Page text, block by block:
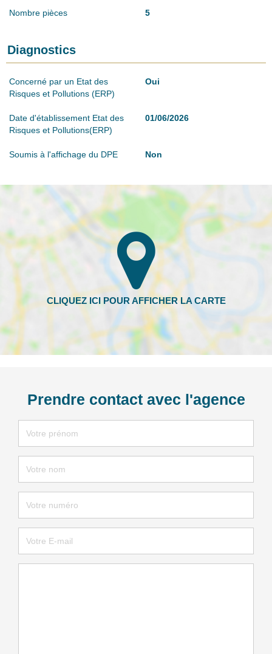
Nombre pièces 5
Diagnostics
Concerné par un Etat des
Risques et Pollutions (ERP)
Oui
Date d'établissement Etat des
Risques et Pollutions(ERP)
01/06/2026
Soumis à l'affichage du DPE Non
Prendre contact avec l'agence